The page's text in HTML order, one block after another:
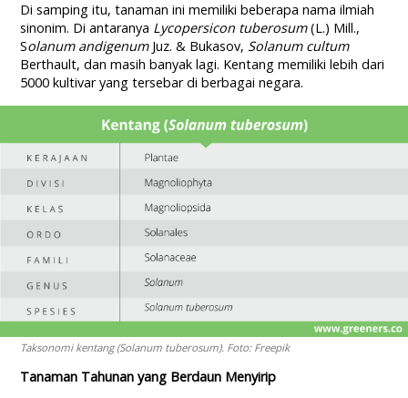
Di samping itu, tanaman ini memiliki beberapa nama ilmiah
sinonim. Di antaranya Lycopersicon tuberosum(L.) Mill.,
Solanum andigenumJuz. & Bukasov, Solanum cultum
Berthault, dan masih banyak lagi. Kentang memiliki lebih dari
5000 kultivar yang tersebar di berbagai negara.
Taksonomi kentang(Solanum tuberosum). Foto: Freepik
Tanaman Tahunan yang Berdaun Menyirip